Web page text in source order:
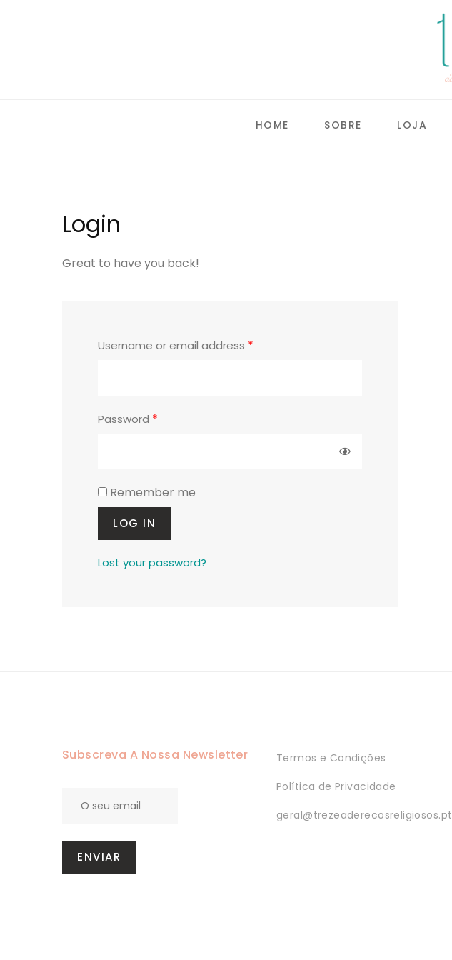
HOME SOBRE LOJA
Login
Great to have you back!
Username or email address *
Password *
Remember me
LOG IN
Lost your password?
Subscreva A Nossa Newsletter
Termos e Condições
Política de Privacidade
geral@trezeaderecosreligiosos.pt